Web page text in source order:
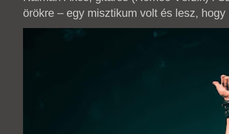
örökre – egy misztikum volt és lesz,